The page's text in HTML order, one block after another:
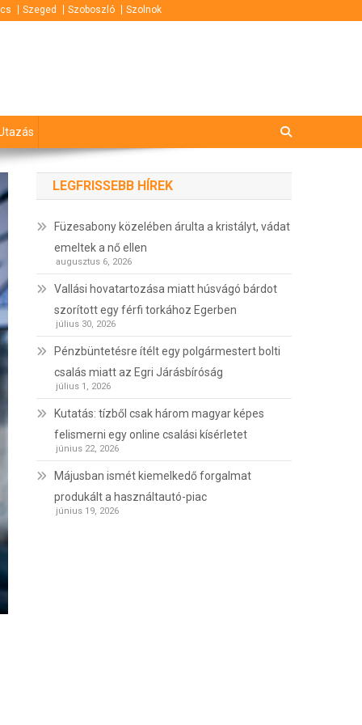
Szeged Szoboszló Szolnok
LEGFRISSEBB HÍREK
Füzesabony közelében árulta a kristályt, vádat
emeltek a nő ellen
augusztus 6, 2026
Vallási hovatartozása miatt húsvágó bárdot
szorított egy férfi torkához Egerben
július 30, 2026
Pénzbüntetésre ítélt egy polgármestert bolti
csalás miatt az Egri Járásbíróság
július 1, 2026
Kutatás: tízből csak három magyar képes
felismerni egy online csalási kísérletet
június 22, 2026
Májusban ismét kiemelkedő forgalmat
produkált a használtautó-piac
június 19, 2026